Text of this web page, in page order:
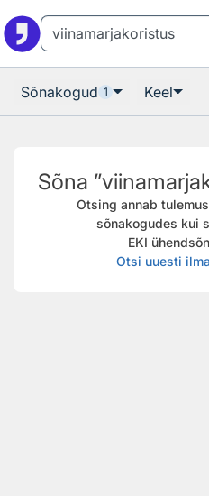
Sõnakogud 1 Keel
Sõna
Otsing annab
sõnakogudes kui
EKI
Otsi uuesti